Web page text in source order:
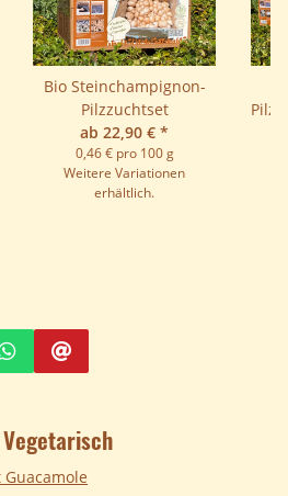
Bio Steinchampignon-
Pilzzuchtset
ab 22,90 € *
0,46 € pro 100 g
Weitere Variationen
erhältlich.